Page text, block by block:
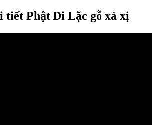
tiết Phật Di Lặc gỗ xá xị